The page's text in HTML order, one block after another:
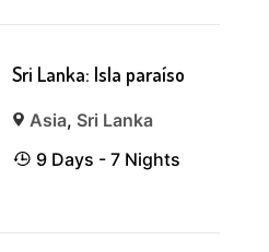
Sri Lanka: Isla paraíso
Asia, Sri Lanka
9 Days - 7 Nights